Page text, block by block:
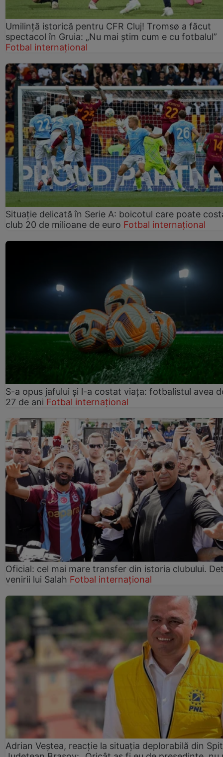
Umilință istorică pentru CFR Cluj! Tromsø a făcut
spectacol în Gruia: „Nu mai știm cum e cu fotbalul”
Fotbal internațional
Situație delicată în Serie A: boicotul care poate
club 20 de milioane de euro Fotbal internațional
S-a opus jafului și l-a costat viața: fotbalistul avea
27 de ani Fotbal internațional
Oficial: cel mai mare transfer din istoria clubului.
venirii lui Salah Fotbal internațional
Adrian Veștea, reacție la situația deplorabilă din